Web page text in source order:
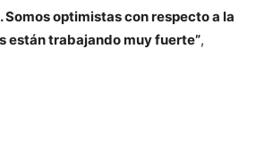
Somos optimistas con respecto a la
están trabajando muy fuerte”,